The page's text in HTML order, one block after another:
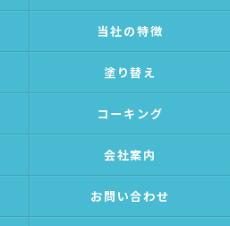
当社の特徴
塗り替え
コーキング
会社案内
お問い合わせ